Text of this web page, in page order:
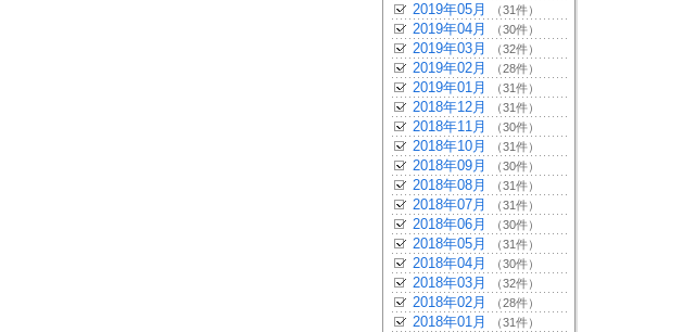
2019年05月 （31件）
2019年04月 （30件）
2019年03月 （32件）
2019年02月 （28件）
2019年01月 （31件）
2018年12月 （31件）
2018年11月 （30件）
2018年10月 （31件）
2018年09月 （30件）
2018年08月 （31件）
2018年07月 （31件）
2018年06月 （30件）
2018年05月 （31件）
2018年04月 （30件）
2018年03月 （32件）
2018年02月 （28件）
2018年01月 （31件）